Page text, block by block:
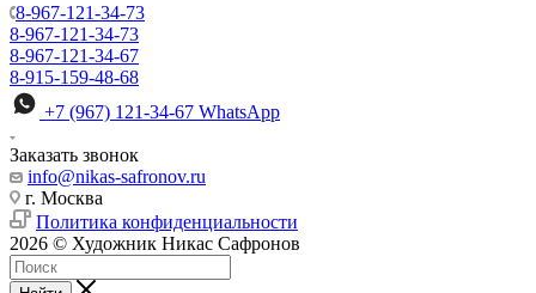
8-967-121-34-73
8-967-121-34-73
8-967-121-34-67
8-915-159-48-68
+7 (967) 121-34-67 WhatsApp
Заказать звонок
info@nikas-safronov.ru
г. Москва
Политика конфиденциальности
2026 © Художник Никас Сафронов